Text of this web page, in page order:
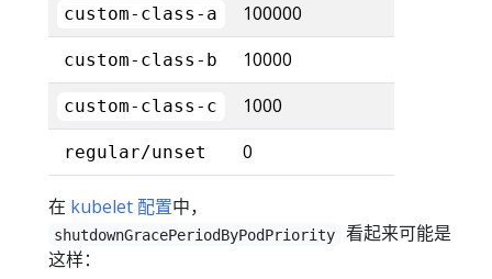
custom-class-a 100000
custom-class-b 10000
custom-class-c 1000
regular/unset 0
在 kubelet 配置中，
shutdownGracePeriodByPodPriority
看起来可能是
这样：